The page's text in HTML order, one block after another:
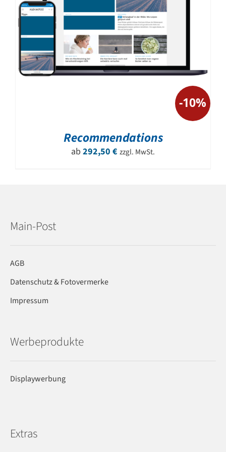
-10%
Recommendations
ab 292,50 € zzgl. MwSt.
Main-Post
AGB
Datenschutz & Fotovermerke
Impressum
Werbeprodukte
Displaywerbung
Extras